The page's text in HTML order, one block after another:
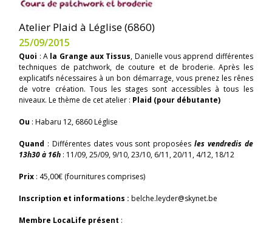
Atelier Plaid à Léglise (6860)
25/09/2015
Quoi : A la Grange aux Tissus, Danielle vous apprend différentes
techniques de patchwork, de couture et de broderie. Après les
explicatifs nécessaires à un bon démarrage, vous prenez les rênes
de votre création. Tous les stages sont accessibles à tous les
niveaux. Le thème de cet atelier : Plaid (pour débutante)
Ou : Habaru 12, 6860 Léglise
Quand : Différentes dates vous sont proposéesles vendredis de
13h30 à 16h : 11/09, 25/09, 9/10, 23/10, 6/11, 20/11, 4/12, 18/12
Prix : 45,00€ (fournitures comprises)
Inscription et informations :belche.leyder@skynet.be
Membre LocaLife présent :